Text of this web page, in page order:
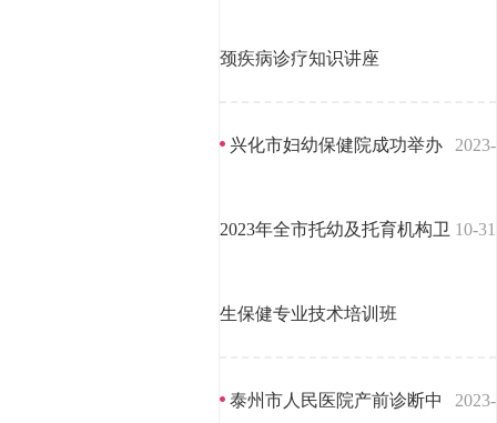
颈疾病诊疗知识讲座
兴化市妇幼保健院成功举办
2023年全市托幼及托育机构卫
生保健专业技术培训班
2023-
10-31
泰州市人民医院产前诊断中 2023-